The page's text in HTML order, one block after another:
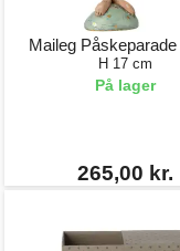
Maileg Påskeparade
H 17 cm
På lager
265,00 kr.